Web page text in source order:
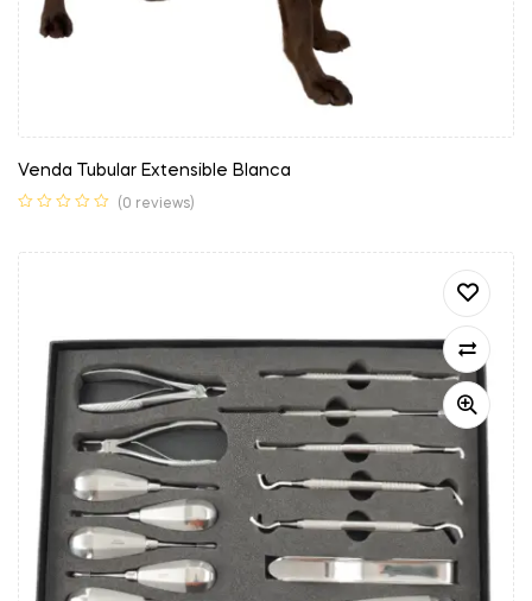
Venda Tubular Extensible Blanca
(0 reviews)